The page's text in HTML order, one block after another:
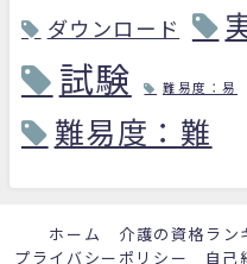
ダウンロード
試験 難易度：易
難易度：難
ホーム 介護の資格ラン
プライバシーポリシー
自己